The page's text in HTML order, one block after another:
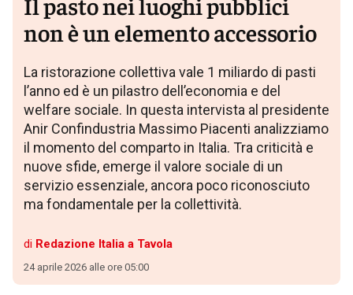
non è un elemento accessorio
La ristorazione collettiva vale 1 miliardo di pasti
l’anno ed è un pilastro dell’economia e del
welfare sociale. In questa intervista al presidente
Anir Confindustria Massimo Piacenti analizziamo
il momento del comparto in Italia. Tra criticità e
nuove sfide, emerge il valore sociale di un
servizio essenziale, ancora poco riconosciuto
ma fondamentale per la collettività.
di Redazione Italia a Tavola
24 aprile 2026 alle ore 05:00